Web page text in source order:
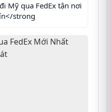
Mỹ qua FedEx tận nơi
strong